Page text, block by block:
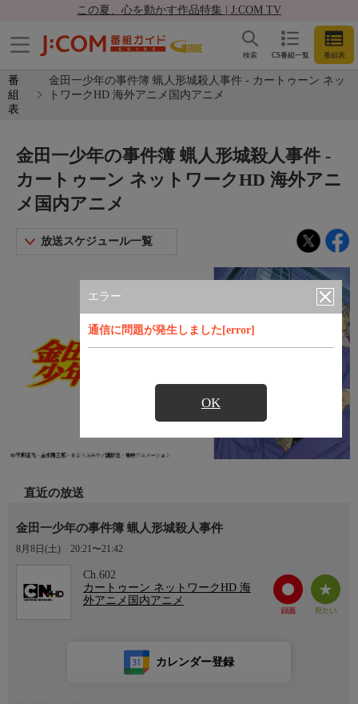
この夏、心を動かす作品特集 | J:COM TV
CS番組一覧 番組表
検索
番
組
表
金田一少年の事件簿 蝋人形城殺人事件 - カートゥーン ネッ
トワークHD 海外アニメ国内アニメ
エラー
通信に問題が発生しました[error]
OK
金田一少年の事件簿 蝋人形城殺人事件 -
カートゥーン ネットワークHD 海外アニ
メ国内アニメ
放送スケジュール一覧
直近の放送
金田一少年の事件簿 蝋人形城殺人事件
8月8日(土) 20:21〜21:42
Ch.602
カートゥーン ネットワークHD 海
外アニメ国内アニメ
カレンダー登録